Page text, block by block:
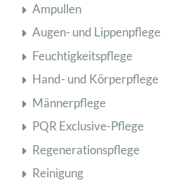
Ampullen
Augen- und Lippenpflege
Feuchtigkeitspflege
Hand- und Körperpflege
Männerpflege
PQR Exclusive-Pflege
Regenerationspflege
Reinigung